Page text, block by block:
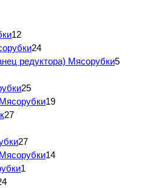
12
24
редуктора) Мясорубки5
25
19
27
27
14
1